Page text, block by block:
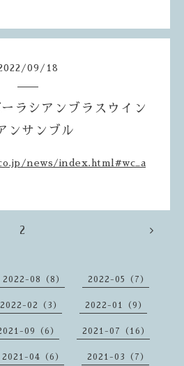
/09 / 18
ラシアンブラスウイン
ンサンブル
news/index.html#wc_a
2
2022-08（8） 2022-05（7）
2022-02（3） 2022-01（9）
09（6） 2021-07（16）
2021-04（6） 2021-03（7）